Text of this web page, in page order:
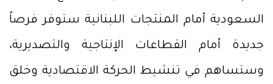
السعودية أمام المنتجات اللبنانية ستوفر فرصاً
جديدة أمام القطاعات الإنتاجية والتصديرية،
وستساهم في تنشيط الحركة الاقتصادية وخلق